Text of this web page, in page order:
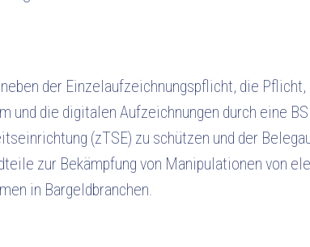
der Einzelaufzeichnungspflicht, die
und die digitalen Aufzeichnungen durch eine
(zTSE) zu schützen und der
zur Bekämpfung von Manipulationen von
in Bargeldbranchen.